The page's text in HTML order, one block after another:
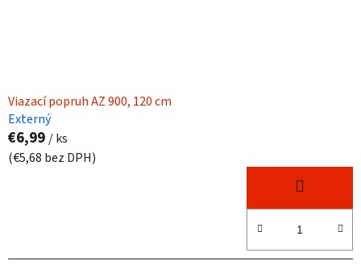
Viazací popruh AZ 900, 120 cm
Externý
€6,99 / ks
(€5,68 bez DPH)